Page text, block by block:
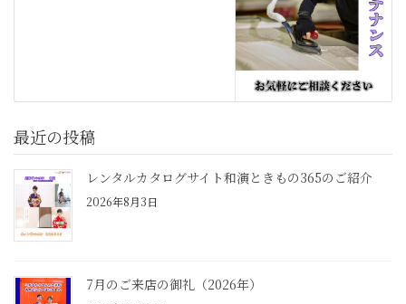
最近の投稿
レンタルカタログサイト和演ときもの365のご紹介
2026年8月3日
7月のご来店の御礼（2026年）